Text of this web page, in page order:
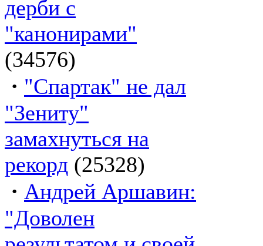
дерби с
"канонирами"
(34576)
· "Спартак" не дал
"Зениту"
замахнуться на
рекорд (25328)
· Андрей Аршавин:
"Доволен